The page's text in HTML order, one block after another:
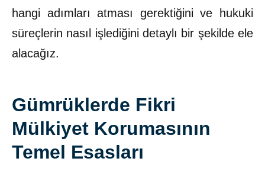
hangi adımları atması gerektiğini ve hukuki
süreçlerin nasıl işlediğini detaylı bir şekilde ele
alacağız.
Gümrüklerde Fikri
Mülkiyet Korumasının
Temel Esasları